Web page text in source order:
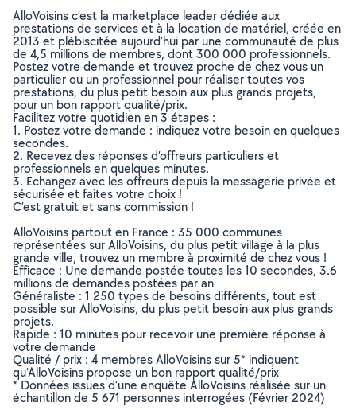
AlloVoisins c’est la marketplace leader dédiée aux
prestations de services et à la location de matériel, créée en
2013 et plébiscitée aujourd’hui par une communauté de plus
de 4,5 millions de membres, dont 300 000 professionnels.
Postez votre demande et trouvez proche de chez vous un
particulier ou un professionnel pour réaliser toutes vos
prestations, du plus petit besoin aux plus grands projets,
pour un bon rapport qualité/prix.
Facilitez votre quotidien en 3 étapes :
1. Postez votre demande : indiquez votre besoin en quelques
secondes.
2. Recevez des réponses d’offreurs particuliers et
professionnels en quelques minutes.
3. Echangez avec les offreurs depuis la messagerie privée et
sécurisée et faites votre choix !
C’est gratuit et sans commission !
AlloVoisins partout en France : 35 000 communes
représentées sur AlloVoisins, du plus petit village à la plus
grande ville, trouvez un membre à proximité de chez vous !
Efficace : Une demande postée toutes les 10 secondes, 3.6
millions de demandes postées par an
Généraliste : 1 250 types de besoins différents, tout est
possible sur AlloVoisins, du plus petit besoin aux plus grands
projets.
Rapide : 10 minutes pour recevoir une première réponse à
votre demande
Qualité / prix : 4 membres AlloVoisins sur 5* indiquent
qu’AlloVoisins propose un bon rapport qualité/prix
* Données issues d’une enquête AlloVoisins réalisée sur un
échantillon de 5 671 personnes interrogées (Février 2024)